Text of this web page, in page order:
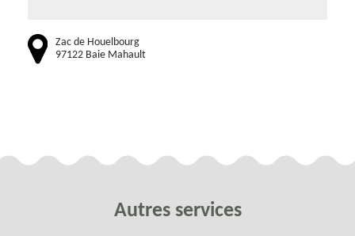
Zac de Houelbourg
97122 Baie Mahault
Autres services